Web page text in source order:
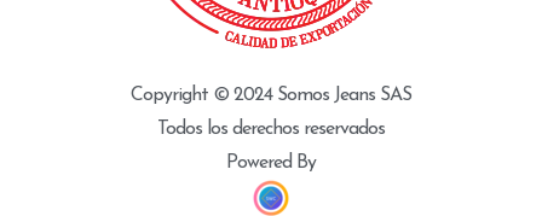
Copyright © 2024 Somos Jeans SAS
Todos los derechos reservados
Powered By